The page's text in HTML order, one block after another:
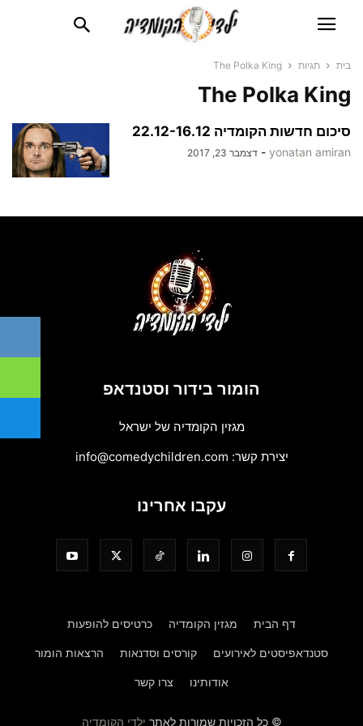
בית תגיות The Polka King
The Polka King
סיכום חדשות הקומדיה 22.12-16.12
yonatan amiran
- דצמבר 23, 2017
הומור בידור וסטנדאפ
מגזין הקומדיה של ישראל
יצירת קשר: info@comedychildren.com
עקבו אחרינו
דף הבית מגזין הקומדיה כרטיסים להופעות
סטנדאפיסטים לאירועים קורסים וסדנאות הרצאות הומור
אודותינו צרו קשר
© כל הזכויות שמורות לאתר ילדי הקומדיה